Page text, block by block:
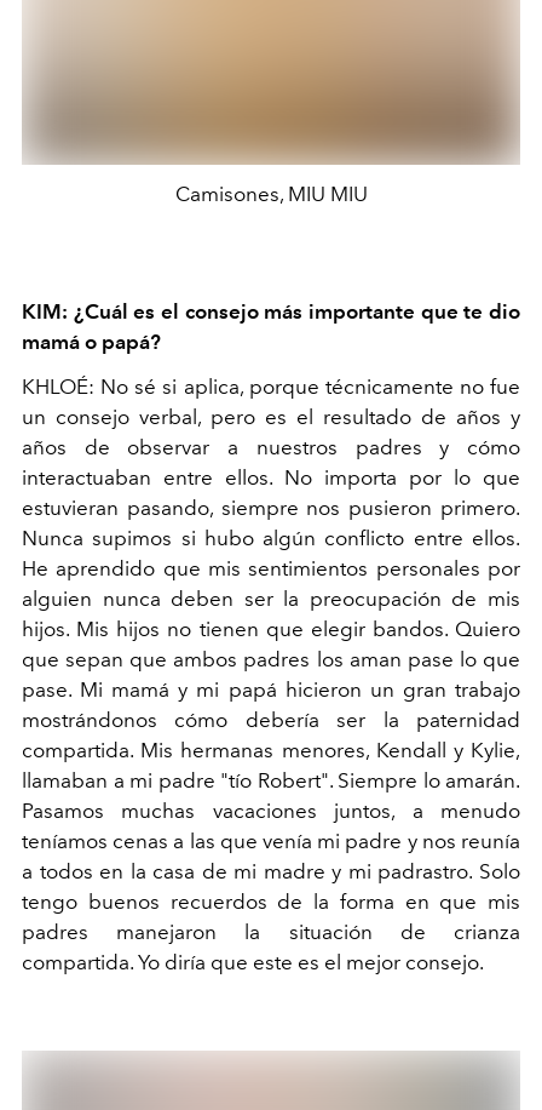
Camisones, MIU MIU
KIM: ¿Cuál es el consejo más importante que te dio
mamá o papá?
KHLOÉ: No sé si aplica, porque técnicamente no fue
un consejo verbal, pero es el resultado de años y
años de observar a nuestros padres y cómo
interactuaban entre ellos. No importa por lo que
estuvieran pasando, siempre nos pusieron primero.
Nunca supimos si hubo algún conflicto entre ellos.
He aprendido que mis sentimientos personales por
alguien nunca deben ser la preocupación de mis
hijos. Mis hijos no tienen que elegir bandos. Quiero
que sepan que ambos padres los aman pase lo que
pase. Mi mamá y mi papá hicieron un gran trabajo
mostrándonos cómo debería ser la paternidad
compartida. Mis hermanas menores, Kendall y Kylie,
llamaban a mi padre "tío Robert". Siempre lo amarán.
Pasamos muchas vacaciones juntos, a menudo
teníamos cenas a las que venía mi padre y nos reunía
a todos en la casa de mi madre y mi padrastro. Solo
tengo buenos recuerdos de la forma en que mis
padres manejaron la situación de crianza
compartida. Yo diría que este es el mejor consejo.